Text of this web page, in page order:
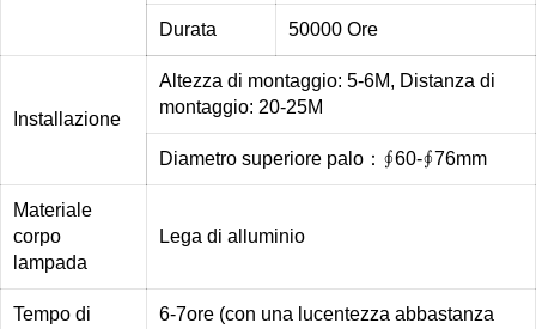
Durata 50000 Ore
Installazione
Altezza di montaggio: 5-6M, Distanza di
montaggio: 20-25M
Diametro superiore palo：∮60-∮76mm
Materiale
corpo
lampada
Lega di alluminio
Tempo di
6-7ore (con una lucentezza abbastanza